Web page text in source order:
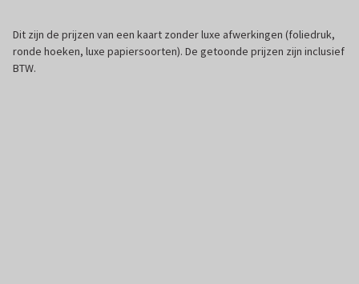
Dit zijn de prijzen van een kaart zonder luxe afwerkingen (foliedruk,
ronde hoeken, luxe papiersoorten). De getoonde prijzen zijn inclusief
BTW.